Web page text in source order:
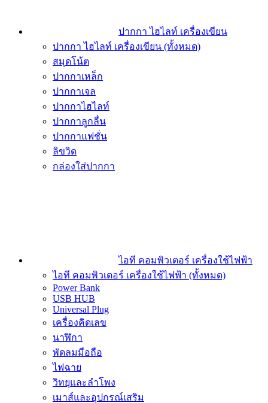
ปากกา ไฮไลท์ เครื่องเขียน
ปากกา ไฮไลท์ เครื่องเขียน (ทั้งหมด)
สมุดโน้ต
ปากกาเหล็ก
ปากกาเจล
ปากกาไฮไลท์
ปากกาลูกลื่น
ปากกาแฟชั่น
ลิขวิด
กล่องใส่ปากกา
ไอที คอมพิวเตอร์ เครื่องใช้ไฟฟ้า
ไอที คอมพิวเตอร์ เครื่องใช้ไฟฟ้า (ทั้งหมด)
Power Bank
USB HUB
Universal Plug
เครื่องคิดเลข
นาฬิกา
พัดลมมือถือ
ไฟฉาย
วิทยุและลำโพง
เมาส์และอุปกรณ์เสริม